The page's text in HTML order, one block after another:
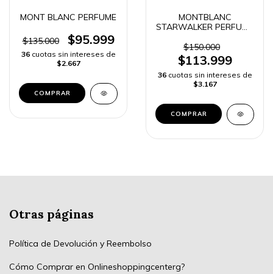
MONT BLANC PERFUME
$135.000 $95.999
36 cuotas sin intereses de
$2.667
COMPRAR
MONTBLANC
STARWALKER PERFUME
$150.000
$113.999
36 cuotas sin intereses de
$3.167
COMPRAR
Otras páginas
Política de Devolución y Reembolso
Cómo Comprar en Onlineshoppingcenterg?